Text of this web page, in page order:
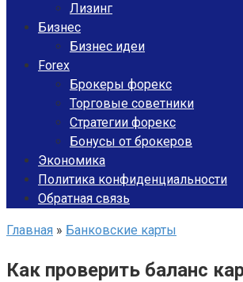
Лизинг
Бизнес
Бизнес идеи
Forex
Брокеры форекс
Торговые советники
Стратегии форекс
Бонусы от брокеров
Экономика
Политика конфиденциальности
Обратная связь
Главная » Банковские карты
Как проверить баланс